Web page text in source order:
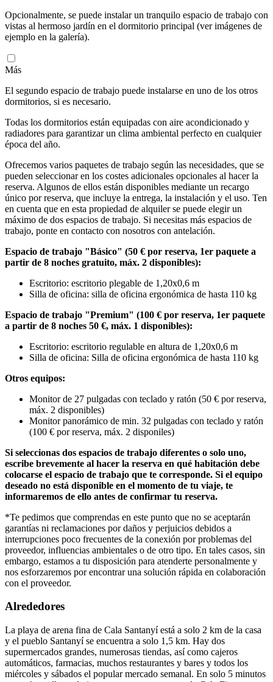
Opcionalmente, se puede instalar un tranquilo espacio de trabajo con
vistas al hermoso jardín en el dormitorio principal (ver imágenes de
ejemplo en la galería).
Más
El segundo espacio de trabajo puede instalarse en uno de los otros
dormitorios, si es necesario.
Todas los dormitorios están equipadas con aire acondicionado y
radiadores para garantizar un clima ambiental perfecto en cualquier
época del año.
Ofrecemos varios paquetes de trabajo según las necesidades, que se
pueden seleccionar en los costes adicionales opcionales al hacer la
reserva. Algunos de ellos están disponibles mediante un recargo
único por reserva, que incluye la entrega, la instalación y el uso. Ten
en cuenta que en esta propiedad de alquiler se puede elegir un
máximo de dos espacios de trabajo. Si necesitas más espacios de
trabajo, ponte en contacto con nosotros con antelación.
Espacio de trabajo "Básico" (50 € por reserva, 1er paquete a
partir de 8 noches gratuito, máx. 2 disponibles):
Escritorio: escritorio plegable de 1,20x0,6 m
Silla de oficina: silla de oficina ergonómica de hasta 110 kg
Espacio de trabajo "Premium" (100 € por reserva, 1er paquete
a partir de 8 noches 50 €, máx. 1 disponibles):
Escritorio: escritorio regulable en altura de 1,20x0,6 m
Silla de oficina: Silla de oficina ergonómica de hasta 110 kg
Otros equipos:
Monitor de 27 pulgadas con teclado y ratón (50 € por reserva,
máx. 2 disponibles)
Monitor panorámico de min. 32 pulgadas con teclado y ratón
(100 € por reserva, máx. 2 disponiles)
Si seleccionas dos espacios de trabajo diferentes o solo uno,
escribe brevemente al hacer la reserva en qué habitación debe
colocarse el espacio de trabajo que te corresponde. Si el equipo
deseado no está disponible en el momento de tu viaje, te
informaremos de ello antes de confirmar tu reserva.
*Te pedimos que comprendas en este punto que no se aceptarán
garantías ni reclamaciones por daños y perjuicios debidos a
interrupciones poco frecuentes de la conexión por problemas del
proveedor, influencias ambientales o de otro tipo. En tales casos, sin
embargo, estamos a tu disposición para atenderte personalmente y
nos esforzaremos por encontrar una solución rápida en colaboración
con el proveedor.
Alrededores
La playa de arena fina de Cala Santanyí está a solo 2 km de la casa
y el pueblo Santanyí se encuentra a solo 1,5 km. Hay dos
supermercados grandes, numerosas tiendas, así como cajeros
automáticos, farmacias, muchos restaurantes y bares y todos los
miércoles y sábados el popular mercado semanal. En solo 5 minutos